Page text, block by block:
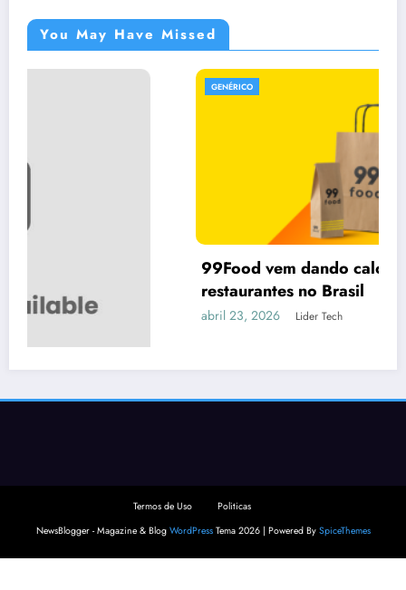
You May Have Missed
99Food vem dando calote em vários
restaurantes no Brasil
abril 23, 2026